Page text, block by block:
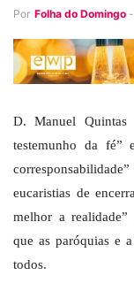
Por Folha do Domingo -
D. Manuel Quintas
testemunho da fé”
eucaristias de
melhor a
que as paróquias e
todos.